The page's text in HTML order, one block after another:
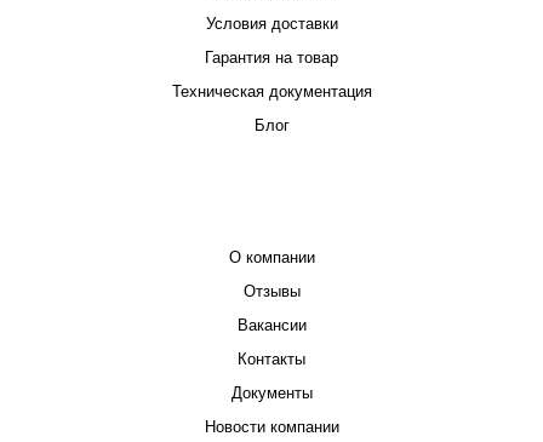
Условия доставки
Гарантия на товар
Техническая документация
Блог
О компании
Отзывы
Вакансии
Контакты
Документы
Новости компании